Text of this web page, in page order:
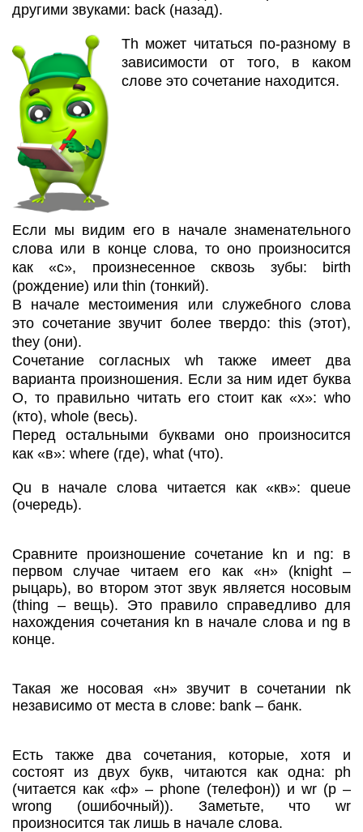
другими звуками: back (назад).
Th может читаться по-разному в
зависимости от того, в каком
слове это сочетание находится.
Если мы видим его в начале знаменательного
слова или в конце слова, то оно произносится
как «с», произнесенное сквозь зубы: birth
(рождение) или thin (тонкий).
В начале местоимения или служебного слова
это сочетание звучит более твердо: this (этот),
they (они).
Сочетание согласных wh также имеет два
варианта произношения. Если за ним идет буква
О, то правильно читать его стоит как «х»: who
(кто), whole (весь).
Перед остальными буквами оно произносится
как «в»: where (где), what (что).
Qu в начале слова читается как «кв»: queue
(очередь).
Сравните произношение сочетание kn и ng: в
первом случае читаем его как «н» (knight –
рыцарь), во втором этот звук является носовым
(thing – вещь). Это правило справедливо для
нахождения сочетания kn в начале слова и ng в
конце.
Такая же носовая «н» звучит в сочетании nk
независимо от места в слове: bank – банк.
Есть также два сочетания, которые, хотя и
состоят из двух букв, читаются как одна: ph
(читается как «ф» – phone (телефон)) и wr (р –
wrong (ошибочный)). Заметьте, что wr
произносится так лишь в начале слова.